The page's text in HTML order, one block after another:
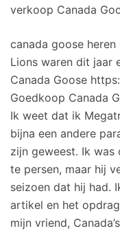
verkoop Canada
canada goose
Lions waren dit jaar
Canada Goose
Goedkoop Canada
Ik weet dat ik
bijna een andere
zijn geweest. Ik was
te persen, maar hij
seizoen dat hij had.
artikel en het
mijn vriend,